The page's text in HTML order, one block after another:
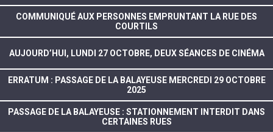
COMMUNIQUÉ AUX PERSONNES EMPRUNTANT LA RUE DES
COURTILS
AUJOURD’HUI, LUNDI 27 OCTOBRE, DEUX SÉANCES DE CINÉMA
ERRATUM : PASSAGE DE LA BALAYEUSE MERCREDI 29 OCTOBRE
2025
PASSAGE DE LA BALAYEUSE : STATIONNEMENT INTERDIT DANS
CERTAINES RUES